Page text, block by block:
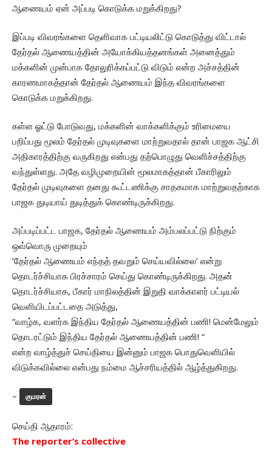
ஆணையம் ஏன் அப்படி கொடுக்க மறுக்கிறது?
இப்படி விவரங்களை தெளிவாக பட்டியலிட்டு கொடுத்து விட்டால்
தேர்தல் ஆணையத்தின் அயோக்கியத்தனங்கள் அனைத்தும்
மக்களின் முன்பாக தோலுரிக்கப்பட்டு விடும் என்ற அச்சத்தின்
காரணமாகத்தான் தேர்தல் ஆணையம் இந்த விவரங்களை
கொடுக்க மறுக்கிறது.
கள்ள ஓட்டு போடுவது, மக்களின் வாக்களிக்கும் உரிமையை
பறிப்பது மூலம் தேர்தல் முடிவுகளை மாற்றுவதால் தான் பாஜக ஆட்சி
அதிகாரத்திற்கு வருகிறது என்பது தற்பொழுது வெளிச்சத்திற்கு
வந்துள்ளது. அதே வழிமுறையின் மூலமாகத்தான் பீகாரிலும்
தேர்தல் முடிவுகளை தனது கூட்டணிக்கு சாதகமாக மாற்றுவதற்காக
பாஜக துடியாய் துடித்துக் கொண்டிருக்கிறது.
அப்படிப்பட்ட பாஜக, தேர்தல் ஆணையம் அம்பலப்பட்டு நிற்கும்
ஒவ்வொரு முறையும்
‘தேர்தல் ஆணையம் எந்தத் தவறும் செய்யவில்லை’ என்று
தொடர்ச்சியாக பிரச்சாரம் செய்து கொண்டிருக்கிறது. அதன்
தொடர்ச்சியாக, பீகார் மாநிலத்தின் இறுதி வாக்காளர் பட்டியல்
வெளியிடப்பட்டதை அடுத்து,
“வாழ்க, வளர்க இந்திய தேர்தல் ஆணையத்தின் பணி! மென்மேலும்
தொடரட்டும் இந்திய தேர்தல் ஆணையத்தின் பணி! “
என்ற வாழ்த்துச் செய்தியை இன்னும் பாஜக பொதுவெளியில்
விடுக்கவில்லை என்பது நம்மை ஆச்சரியத்தில் ஆழ்த்துகிறது.
– குமரன்
செய்தி ஆதாரம்:
The reporter’s collective